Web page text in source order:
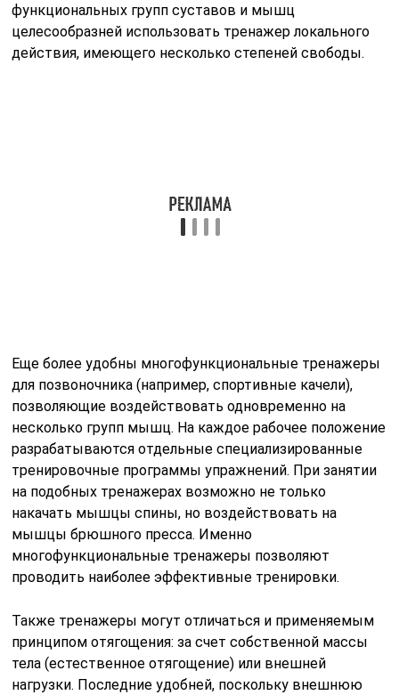
тренировочные программы упражнений. При занятии
на подобных тренажерах возможно не только
Также тренажеры могут отличаться и применяемым
принципом отягощения: за счет собственной массы
тела (естественное отягощение) или внешней
нагрузки. Последние удобней, поскольку внешнюю
нагрузку, в отличие от массы тела, можно
регулировать в зависимости от желаемой
интенсивности нагрузки.
Тренажер качели Юлина:
особенности применения и
противопоказания
Качелями Юлина называется специальный тренажер,
изобретенный Ю. А. Юлиным в 60-х годах прошлого
века. Принцип работы устройства состоит в создании
волновых колебаний: сочетания ритмических